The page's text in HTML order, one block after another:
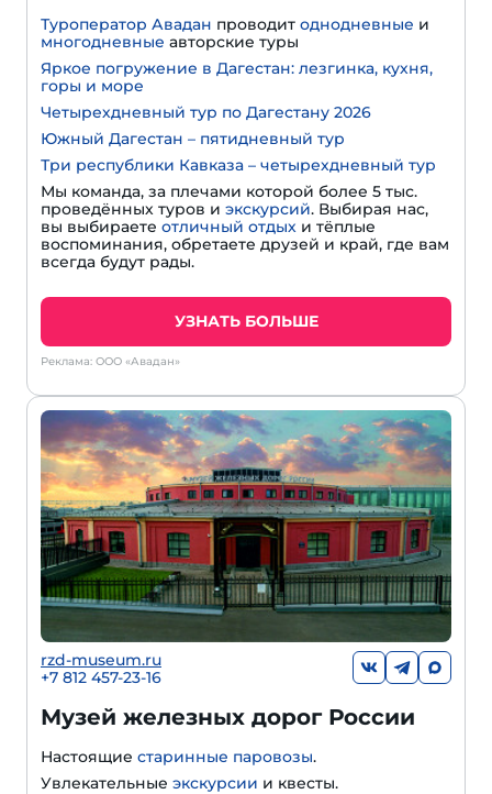
Туроператор Авадан проводит однодневные и
многодневные авторские туры
Яркое погружение в Дагестан: лезгинка, кухня,
горы и море
Четырехдневный тур по Дагестану 2026
Южный Дагестан – пятидневный тур
Три республики Кавказа – четырехдневный тур
Мы команда, за плечами которой более 5 тыс.
проведённых туров и экскурсий. Выбирая нас,
вы выбираете отличный отдых и тёплые
воспоминания, обретаете друзей и край, где вам
всегда будут рады.
УЗНАТЬ БОЛЬШЕ
Реклама: ООО «Авадан»
rzd-museum.ru
+7 812 457-23-16
Музей железных дорог России
Настоящие старинные паровозы.
Увлекательные экскурсии и квесты.